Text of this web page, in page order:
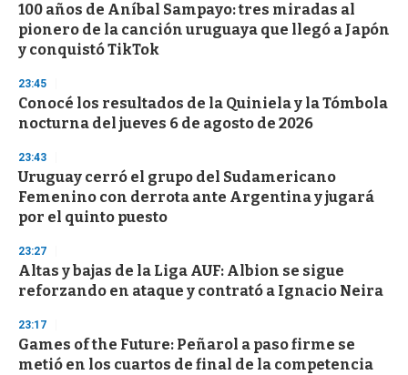
100 años de Aníbal Sampayo: tres miradas al
pionero de la canción uruguaya que llegó a Japón
y conquistó TikTok
23:45
Conocé los resultados de la Quiniela y la Tómbola
nocturna del jueves 6 de agosto de 2026
23:43
Uruguay cerró el grupo del Sudamericano
Femenino con derrota ante Argentina y jugará
por el quinto puesto
23:27
Altas y bajas de la Liga AUF: Albion se sigue
reforzando en ataque y contrató a Ignacio Neira
23:17
Games of the Future: Peñarol a paso firme se
metió en los cuartos de final de la competencia